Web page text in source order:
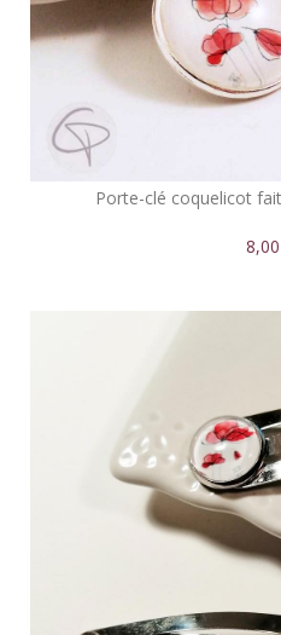
Porte-clé coquelicot